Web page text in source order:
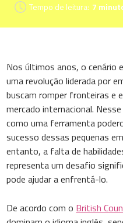
Tempo de leitura: 7
Nos últimos anos, o cenário
uma revolução liderada por
buscam romper fronteiras e
mercado internacional.
como uma ferramenta
sucesso dessas pequenas
entanto, a falta de
representa um desafio
pode ajudar a enfrentá-lo.
De acordo com o British